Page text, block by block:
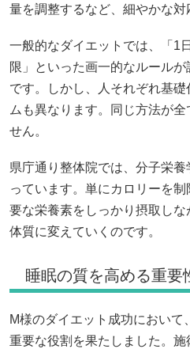
量を調整するなど、細やかな対
一般的なダイエットでは、「1
限」といった画一的なルール
です。しかし、人それぞれ基
ムも異なります。同じ方法が
せん。
県庁通り整体院では、分子栄
っています。単にカロリーを
要な栄養素をしっかり摂取し
体質に変えていくのです。
睡眠の質を高める重要
M様のダイエット成功において
重要な役割を果たしました。施